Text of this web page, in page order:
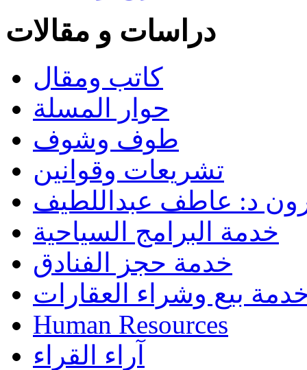
دراسات و مقالات
كاتب ومقال
حوار المسلة
طوف وشوف
تشريعات وقوانين
د: عاطف عبداللطيف
خدمة البرامج السياحية
خدمة حجز الفنادق
بيع وشراء العقارات
Human Resources
آراء القراء